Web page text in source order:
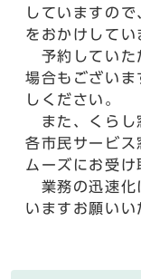
していますの
をおかけしてい
予約していた
場合もございま
しください。
また、くらし
各市民サービス
ムーズにお受け
業務の迅速化
いますお願いい